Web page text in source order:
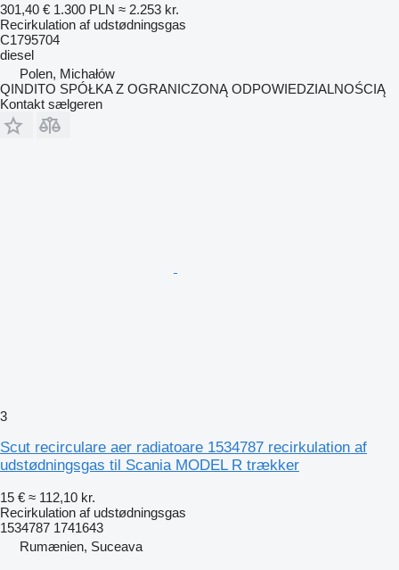
301,40 € 1.300 PLN ≈ 2.253 kr.
Recirkulation af udstødningsgas
C1795704
diesel
Polen, Michałów
QINDITO SPÓŁKA Z OGRANICZONĄ ODPOWIEDZIALNOŚCIĄ
Kontakt sælgeren
3
Scut recirculare aer radiatoare 1534787 recirkulation af
udstødningsgas til Scania MODEL R trækker
15 € ≈ 112,10 kr.
Recirkulation af udstødningsgas
1534787 1741643
Rumænien, Suceava